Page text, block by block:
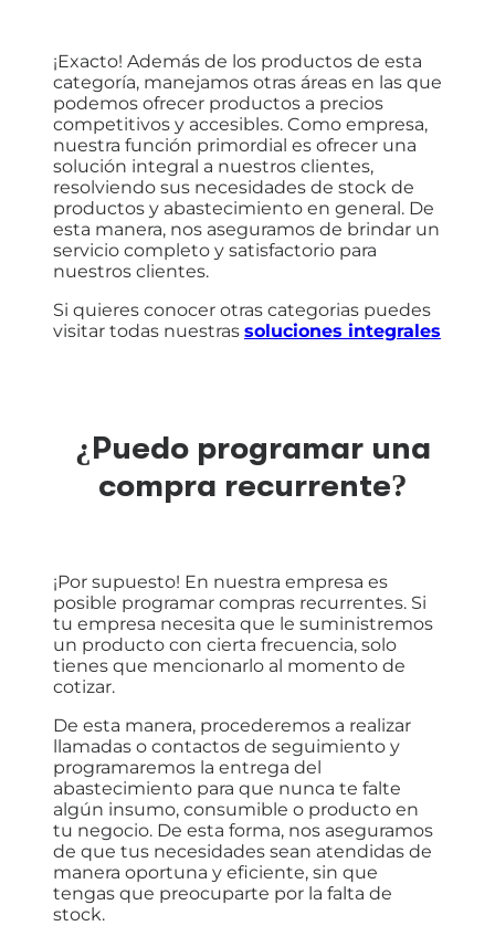
¡Exacto! Además de los productos de esta
categoría, manejamos otras áreas en las que
podemos ofrecer productos a precios
competitivos y accesibles. Como empresa,
nuestra función primordial es ofrecer una
solución integral a nuestros clientes,
resolviendo sus necesidades de stock de
productos y abastecimiento en general. De
esta manera, nos aseguramos de brindar un
servicio completo y satisfactorio para
nuestros clientes.
Si quieres conocer otras categorias puedes
visitar todas nuestras soluciones integrales
¿Puedo programar una
compra recurrente?
¡Por supuesto! En nuestra empresa es
posible programar compras recurrentes. Si
tu empresa necesita que le suministremos
un producto con cierta frecuencia, solo
tienes que mencionarlo al momento de
cotizar.
De esta manera, procederemos a realizar
llamadas o contactos de seguimiento y
programaremos la entrega del
abastecimiento para que nunca te falte
algún insumo, consumible o producto en
tu negocio. De esta forma, nos aseguramos
de que tus necesidades sean atendidas de
manera oportuna y eficiente, sin que
tengas que preocuparte por la falta de
stock.